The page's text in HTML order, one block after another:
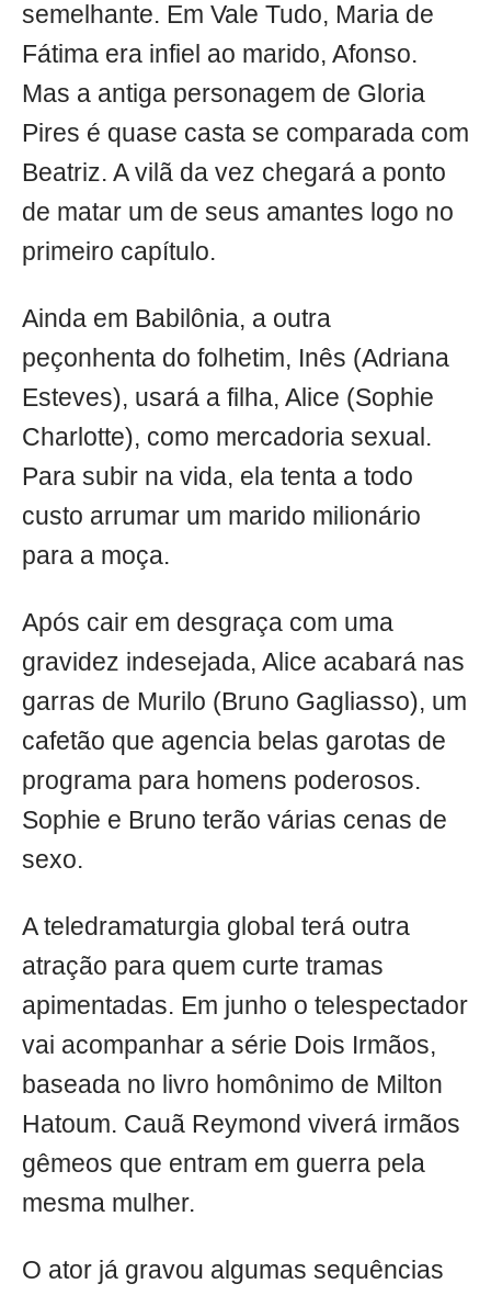
semelhante. Em Vale Tudo, Maria de
Fátima era infiel ao marido, Afonso.
Mas a antiga personagem de Gloria
Pires é quase casta se comparada com
Beatriz. A vilã da vez chegará a ponto
de matar um de seus amantes logo no
primeiro capítulo.
Ainda em Babilônia, a outra
peçonhenta do folhetim, Inês (Adriana
Esteves), usará a filha, Alice (Sophie
Charlotte), como mercadoria sexual.
Para subir na vida, ela tenta a todo
custo arrumar um marido milionário
para a moça.
Após cair em desgraça com uma
gravidez indesejada, Alice acabará nas
garras de Murilo (Bruno Gagliasso), um
cafetão que agencia belas garotas de
programa para homens poderosos.
Sophie e Bruno terão várias cenas de
sexo.
A teledramaturgia global terá outra
atração para quem curte tramas
apimentadas. Em junho o telespectador
vai acompanhar a série Dois Irmãos,
baseada no livro homônimo de Milton
Hatoum. Cauã Reymond viverá irmãos
gêmeos que entram em guerra pela
mesma mulher.
O ator já gravou algumas sequências